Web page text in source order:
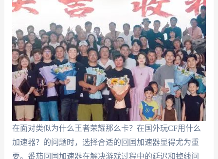
在面对类似为什么王者荣耀那么卡？在国外玩CF用什么
加速器？的问题时，选择合适的回国加速器显得尤为重
要。番茄回国加速器在解决游戏过程中的延迟和掉线问